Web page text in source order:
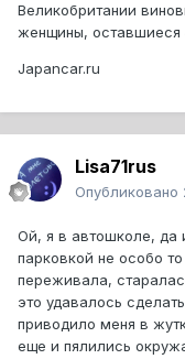
Великобритании
женщины,
Japancar.ru
Lisa71rus
Опубликовано
Ой, я в автошколе, да
парковкой не особо
переживала,
это удавалось
приводило меня в
еще и пялились